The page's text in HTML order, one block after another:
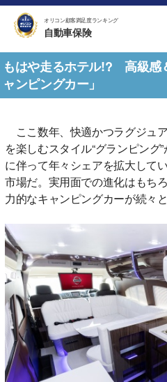
オリコン顧客満足度ランキング
自動車保険
もはや走るホテル!? 高級感
ャンピングカー」
ここ数年、快適かつラグジュ
を楽しむスタイル“グランピング
に伴って年々シェアを拡大して
市場だ。実用面での進化はもち
力的なキャンピングカーが続々